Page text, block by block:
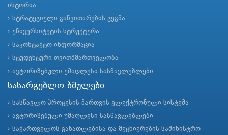
ისტორია
სტრატეგიული განვითარების გეგმა
უნივერსიტეტის სტრუქტურა
საკონტაქტო ინფორმაცია
სტუდენტური თვითმმართველობა
ავტორიზებული უმაღლესი სასწავლებლები
სასარგებლო ბმულები
სასწავლო პროცესის მართვის ელექტრონული სისტემა
ავტორიზებული უმაღლესი სასწავლებლები
საქართველოს განათლებისა და მეცნიერების სამინისტრო